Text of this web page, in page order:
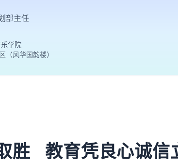
部主任
学院
（风华国韵楼）
胜 教育凭良心诚信